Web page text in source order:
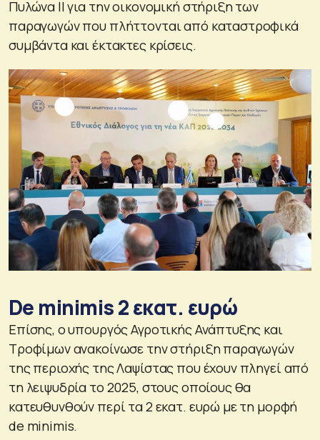
Πυλώνα ΙΙ για την οικονομική στήριξη των
παραγωγών που πλήττονται από καταστροφικά
συμβάντα και έκτακτες κρίσεις.
De minimis 2 εκατ. ευρώ
Επίσης, ο υπουργός Αγροτικής Ανάπτυξης και
Τροφίμων ανακοίνωσε την στήριξη παραγωγών
της περιοχής της Λαψίστας που έχουν πληγεί από
τη λειψυδρία το 2025, στους οποίους θα
κατευθυνθούν περί τα 2 εκατ. ευρώ με τη μορφή
de minimis.